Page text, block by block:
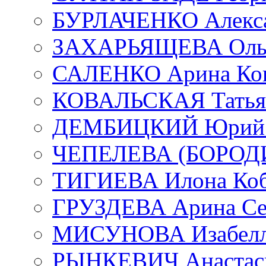
БУРЛАЧЕНКО
ЗАХАРЬЯЩЕВА
САЛЕНКО Арина
КОВАЛЬСКАЯ
ДЕМБИЦКИЙ Юрий
ЧЕПЕЛЕВА
ТИГИЕВА Илона
ГРУЗДЕВА Арина
МИСУНОВА
РЫНКЕВИЧ